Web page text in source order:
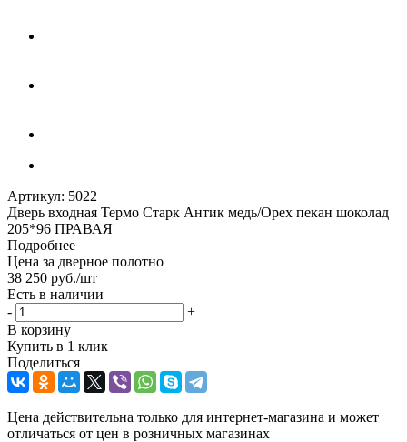
Артикул: 5022
Дверь входная Термо Старк Антик медь/Орех пекан шоколад
205*96 ПРАВАЯ
Подробнее
Цена за дверное полотно
38 250 руб./шт
Есть в наличии
-
+
В корзину
Купить в 1 клик
Поделиться
Цена действительна только для интернет-магазина и может
отличаться от цен в розничных магазинах